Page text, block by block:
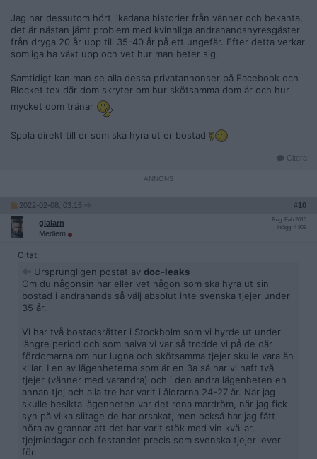
Jag har dessutom hört likadana historier från vänner och bekanta,
det är nästan jämt problem med kvinnliga andrahandshyresgäster
från dryga 20 år upp till 35-40 år på ett ungefär. Efter detta verkar
somliga ha växt upp och vet hur man beter sig.
Samtidigt kan man se alla dessa privatannonser på Facebook och
Blocket tex där dom skryter om hur skötsamma dom är och hur
mycket dom tränar
Spola direkt till er som ska hyra ut er bostad
Citera
2022-02-08, 03:15 #10
glajarn
Medlem
Reg: Feb 2016
Inlägg: 4 909
Citat:
Ursprungligen postat av doc-leaks
Om du någonsin har eller vet någon som ska hyra ut sin
bostad i andrahands så välj absolut inte svenska tjejer under
35 år.
Vi har två bostadsrätter i Stockholm som vi hyrde ut under
längre period och som naiva vi var så trodde vi på de där
fördomarna om hur lugna och skötsamma tjejer skulle vara än
killar. I en av lägenheterna som är en 3a så har vi haft två
tjejer (vänner med varandra) och i den andra lägenheten en
annan tjej och alla tre har varit i åldrarna 24-27 år. När jag
skulle besikta lägenheten var det rena mardröm, när jag fick
syn på vilka slitage de har orsakat, men också har jag fått
höra av grannar att det har varit stök med vin kvällar,
tjejmiddagar och festandet precis som svenska tjejer lever
för.